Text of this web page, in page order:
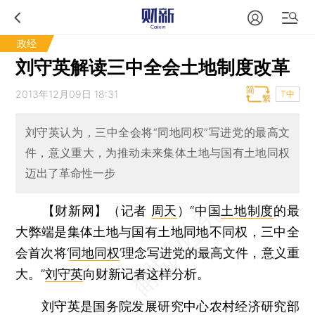
政经
刘守英解读三中全会土地制度改革
2013年12月09日 18:31 T中
刘守英认为，三中全会将“同地同权”写进党的最高文
件，意义重大，为推动未来集体土地与国有土地同权
迈出了革命性一步
【财新网】（记者 周天 ）“中国 土地制度的最
大弊端是集体土地与国有土地同地不同权，三中全
会首次将‘同地同权’理念写进党的最高文件，意义重
大。”刘守英向财新记者这样分析。
刘守英是国务院发展研究中心农村经济研究部